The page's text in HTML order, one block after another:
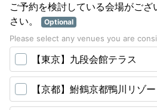
ご予約を検討している会場がご
さい。
Optional
Please select any venues you are
【東京】九段会館テラス
【京都】鮒鶴京都鴨川リゾー